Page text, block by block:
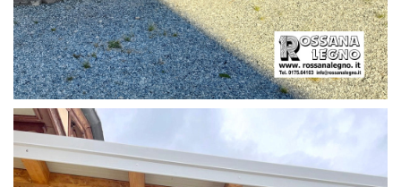
PERGOLA CON PAVIMENTO E FRANGIVISTA